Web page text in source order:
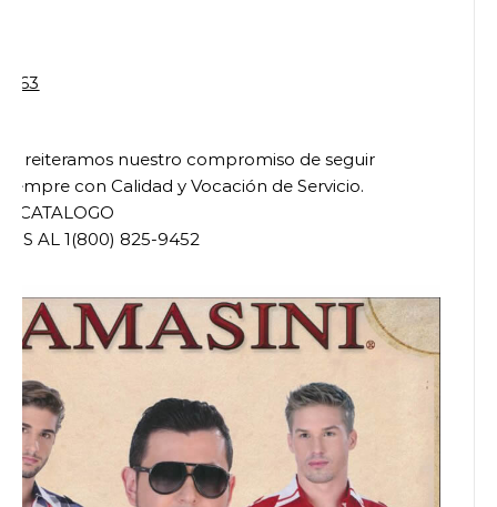
reiteramos nuestro compromiso de seguir
con Calidad y Vocación de Servicio.
CATALOGO
AL 1(800) 825-9452